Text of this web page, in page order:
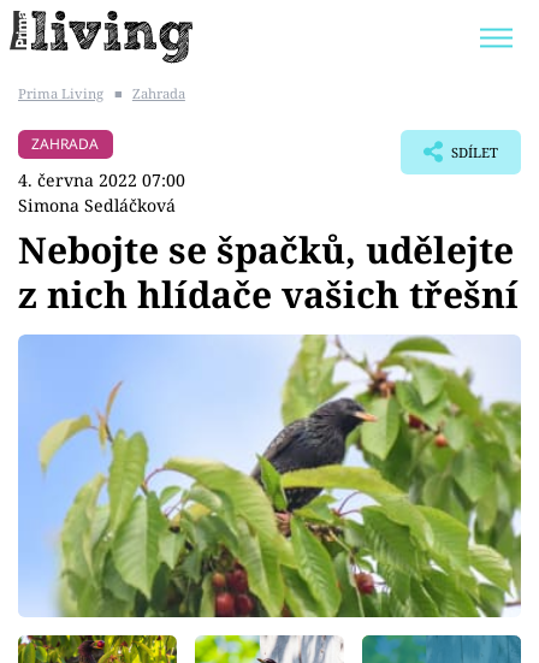
BYDLENÍ SLAVNÝCH
Témata
Zahrada
Design
Sledujte prima+
Přihlášení
Prima Living ■ Zahrada
ZAHRADA
4. června 2022 07:00
Simona Sedláčková
SDÍLET
Nebojte se špačků, udělejte
z nich hlídače vašich třešní